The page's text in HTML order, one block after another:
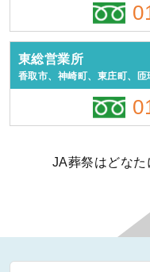
東総営業所
香取市、神崎町、東庄町、
JA葬祭はどなた